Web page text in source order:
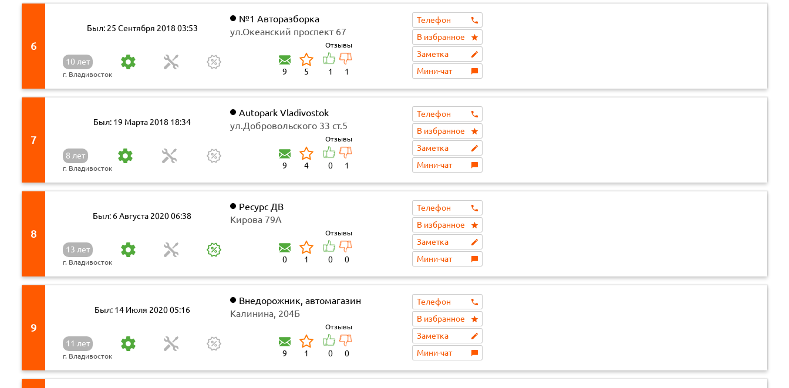
6
Был: 25 Сентября 2018 03:53
10 лет
г. Владивосток
№1 Авторазборка
ул.Океанский проспект 67
9 5
Отзывы
1 1
Телефон
В избранное
Заметка
Мини-чат
7
Был: 19 Марта 2018 18:34
8 лет
г. Владивосток
Autopark Vladivostok
ул.Добровольского 33 ст.5
9 4
Отзывы
0 1
Телефон
В избранное
Заметка
Мини-чат
8
Был: 6 Августа 2020 06:38
13 лет
г. Владивосток
Ресурс ДВ
Кирова 79А
0 1
Отзывы
0 0
Телефон
В избранное
Заметка
Мини-чат
9
Был: 14 Июля 2020 05:16
11 лет
г. Владивосток
Внедорожник, автомагазин
Калинина, 204Б
9 1
Отзывы
0 0
Телефон
В избранное
Заметка
Мини-чат